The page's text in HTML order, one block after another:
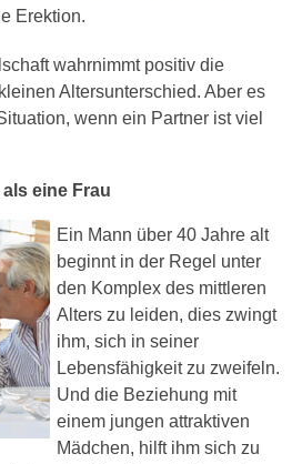
Erektion.
wahrnimmt positiv die
Altersunterschied. Aber es
wenn ein Partner ist viel
eine Frau
Ein Mann über 40 Jahre alt
beginnt in der Regel unter
den Komplex des mittleren
Alters zu leiden, dies zwingt
ihm, sich in seiner
Lebensfähigkeit zu zweifeln.
Und die Beziehung mit
einem jungen attraktiven
Mädchen, hilft ihm sich zu